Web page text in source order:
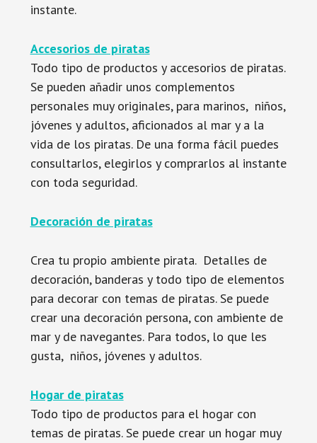
instante.
Accesorios de piratas
Todo tipo de productos y accesorios de piratas.
Se pueden añadir unos complementos
personales muy originales, para marinos, niños,
jóvenes y adultos, aficionados al mar y a la
vida de los piratas. De una forma fácil puedes
consultarlos, elegirlos y comprarlos al instante
con toda seguridad.
Decoración de piratas
Crea tu propio ambiente pirata. Detalles de
decoración, banderas y todo tipo de elementos
para decorar con temas de piratas. Se puede
crear una decoración persona, con ambiente de
mar y de navegantes. Para todos, lo que les
gusta, niños, jóvenes y adultos.
Hogar de piratas
Todo tipo de productos para el hogar con
temas de piratas. Se puede crear un hogar muy